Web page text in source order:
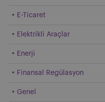
E-Ticaret
Elektrikli Araçlar
Enerji
Finansal Regülasyon
Genel